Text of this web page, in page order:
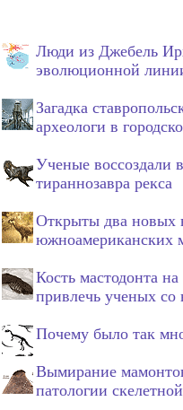
Люди из Джебель
эволюционной
Загадка
археологи в
Ученые воссоздали
тираннозавра рекса
Открыты два новых
южноамериканских
Кость мастодонта
привлечь ученых со
Почему было так
Вымирание
патологии